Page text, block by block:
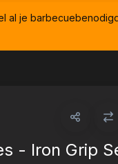
al je
- Iron Grip